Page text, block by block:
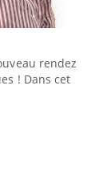
rendez-
! Dans cet